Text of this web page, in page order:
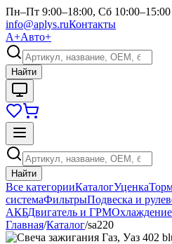
Пн–Пт 9:00–18:00, Сб 10:00–15:00
info@aplys.ruКонтакты
А+Авто+
Найти
Найти
Все категорииКаталогУценка
системаФильтрыПодвеска и
АКБДвигатель и ГРМОхлаждение
Главная/Каталог/sa220